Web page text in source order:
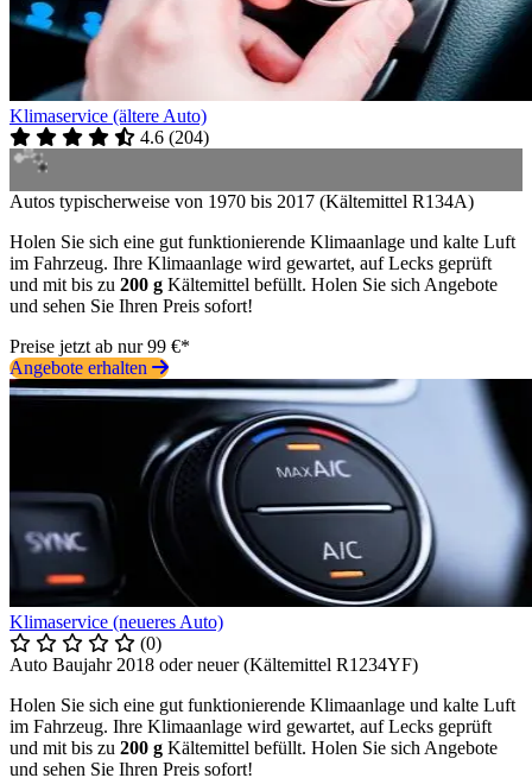
Klimaservice (ältere Auto)
4.6 (204)
Autos typischerweise von 1970 bis 2017 (Kältemittel R134A)
Holen Sie sich eine gut funktionierende Klimaanlage und kalte Luft
im Fahrzeug. Ihre Klimaanlage wird gewartet, auf Lecks geprüft
und mit bis zu 200 g Kältemittel befüllt. Holen Sie sich Angebote
und sehen Sie Ihren Preis sofort!
Preise jetzt ab nur 99 €*
Angebote erhalten
Klimaservice (neueres Auto)
(0)
Auto Baujahr 2018 oder neuer (Kältemittel R1234YF)
Holen Sie sich eine gut funktionierende Klimaanlage und kalte Luft
im Fahrzeug. Ihre Klimaanlage wird gewartet, auf Lecks geprüft
und mit bis zu 200 g Kältemittel befüllt. Holen Sie sich Angebote
und sehen Sie Ihren Preis sofort!